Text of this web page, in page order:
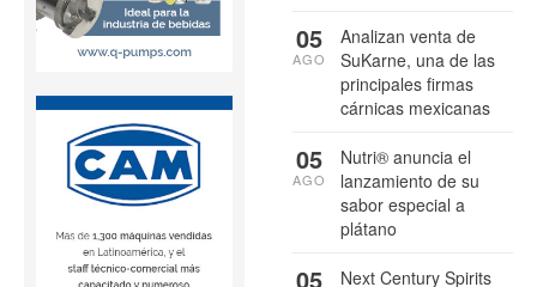
Analizan venta de
SuKarne, una de las
principales firmas
cárnicas mexicanas
05
AGO
Nutri® anuncia el
lanzamiento de su
sabor especial a
plátano
05
AGO
Next Century Spirits
05